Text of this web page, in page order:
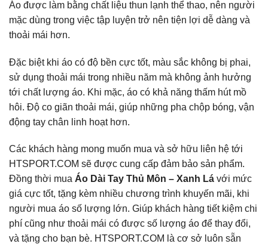
Áo được làm bằng chất liệu thun lạnh thể thao, nên người
mặc dùng trong việc tập luyện trở nên tiện lợi dễ dàng và
thoải mái hơn.
Đặc biệt khi áo có độ bền cực tốt, màu sắc không bị phai,
sử dụng thoải mái trong nhiều năm mà không ảnh hưởng
tới chất lượng áo. Khi mặc, áo có khả năng thấm hút mồ
hôi. Độ co giãn thoải mái, giúp những pha chộp bóng, vận
động tay chân linh hoạt hơn.
Các khách hàng mong muốn mua và sở hữu liên hệ tới
HTSPORT.COM sẽ được cung cấp đảm bảo sản phẩm.
Đồng thời mua Áo Dài Tay Thủ Môn – Xanh Lá với mức
giá cực tốt, tặng kèm nhiều chương trình khuyến mãi, khi
người mua áo số lượng lớn. Giúp khách hàng tiết kiệm chi
phí cũng như thoải mái có được số lượng áo để thay đổi,
và tặng cho bạn bè. HTSPORT.COM là cơ sở luôn sẵn